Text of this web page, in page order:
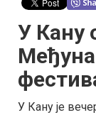
У Кану
У Кану је